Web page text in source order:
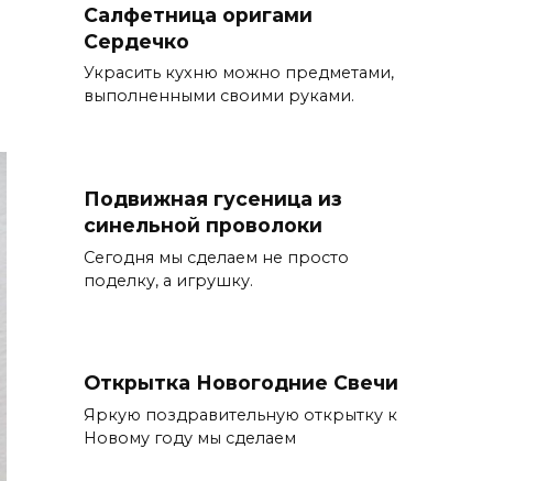
Салфетница оригами
Сердечко
Украсить кухню можно предметами,
выполненными своими руками.
Подвижная гусеница из
синельной проволоки
Сегодня мы сделаем не просто
поделку, а игрушку.
Открытка Новогодние Свечи
Яркую поздравительную открытку к
Новому году мы сделаем